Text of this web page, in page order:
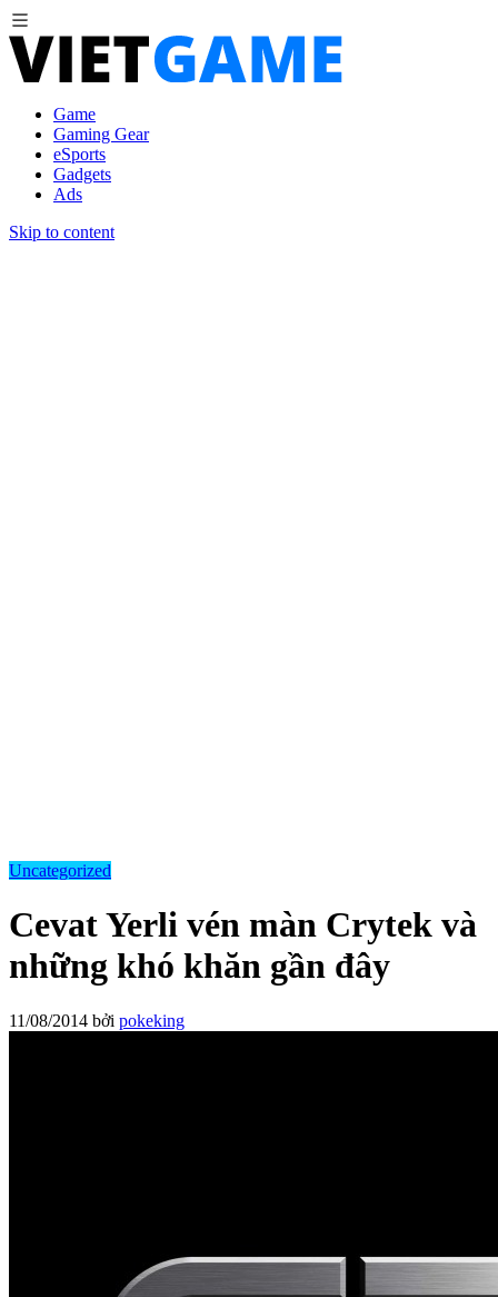
Game
Gaming Gear
eSports
Gadgets
Ads
Skip to content
Uncategorized
Cevat Yerli vén màn Crytek và
những khó khăn gần đây
11/08/2014 bởi pokeking